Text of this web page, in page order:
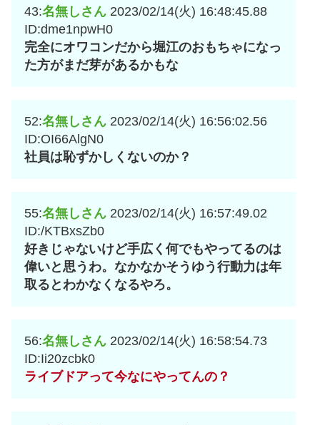
43:名無しさん 2023/02/14(火) 16:48:45.88
ID:dme1npwH0
完全にオワコンだから堀江のおもちゃになっ
た方がまだ芽があるかもな
52:名無しさん 2023/02/14(火) 16:56:02.56
ID:OI66AlgN0
社員は恥ずかしくないのか？
55:名無しさん 2023/02/14(火) 16:57:49.02
ID:/KTBxsZb0
好きじゃないけど手広く何でもやってるのは
偉いと思うわ。なかなかそうゆう行動力は年
取るとわかなくなるやろ。
56:名無しさん 2023/02/14(火) 16:58:54.73
ID:Ii20zcbk0
ライブドアって今なにやってんの？